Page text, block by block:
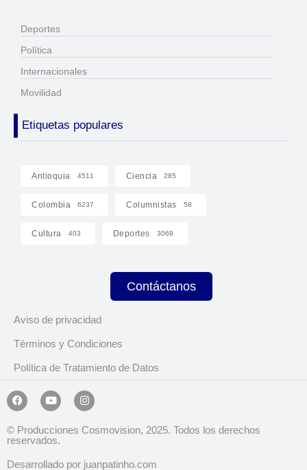
Deportes
Política
Internacionales
Movilidad
Etiquetas populares
Antioquia 4511 Ciencia 285
Colombia 6237 Columnistas 58
Cultura 403 Deportes 3069
Contáctanos
Aviso de privacidad
Términos y Condiciones
Política de Tratamiento de Datos
© Producciones Cosmovision, 2025. Todos los derechos
reservados.
Desarrollado por juanpatinho.com